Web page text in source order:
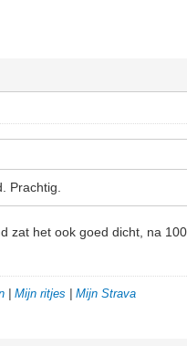
Prachtig.
zat het ook goed dicht, na
| Mijn ritjes | Mijn Strava